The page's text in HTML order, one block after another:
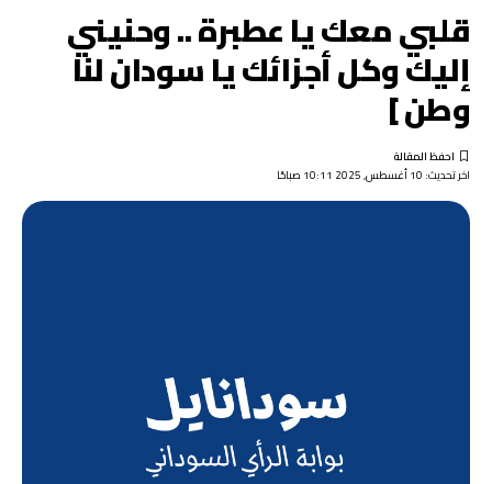
قلبي معك يا عطبرة .. وحنيني
إليك وكل أجزائك يا سودان لنا
وطن ]
اخر تحديث: 10 أغسطس, 2025 10:11 صباحًا